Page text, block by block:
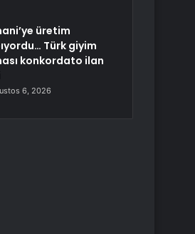
üretim
Türk giyim
konkordato ilan
6, 2026